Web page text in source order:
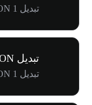
تبدیل 1 USOON به R1.97K
تبدیل USOON به IQD
تبدیل 1 USOON به ع.د158.03K